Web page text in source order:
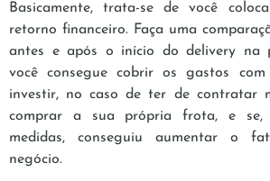
Basicamente, trata-se de você
retorno financeiro. Faça uma
antes e após o início do delivery na
você consegue cobrir os gastos
investir, no caso de ter de contratar
comprar a sua própria frota, e se,
medidas, conseguiu aumentar o
negócio.